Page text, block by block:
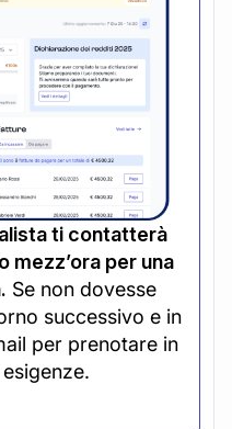
ti contatterà
per una
Se non dovesse
successivo e in
per prenotare in